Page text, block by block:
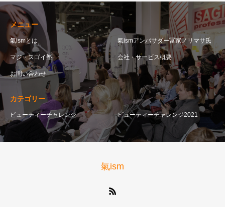
メニュー
氣ismとは 氣ismアンバサダー冨家ノリマサ氏
マジ・スゴイ塾 会社・サービス概要
お問い合わせ
カテゴリー
ビューティーチャレンジ ビューティーチャレンジ2021
氣ism